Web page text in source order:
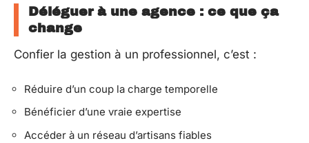
Déléguer à une agence : ce que ça
change
Confier la gestion à un professionnel, c’est :
Réduire d’un coup la charge temporelle
Bénéficier d’une vraie expertise
Accéder à un réseau d’artisans fiables